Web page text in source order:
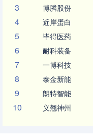
3 博腾股份
4 近岸蛋白
5 毕得医药
6 耐科装备
7 一博科技
8 泰金新能
9 朗特智能
10 义翘神州